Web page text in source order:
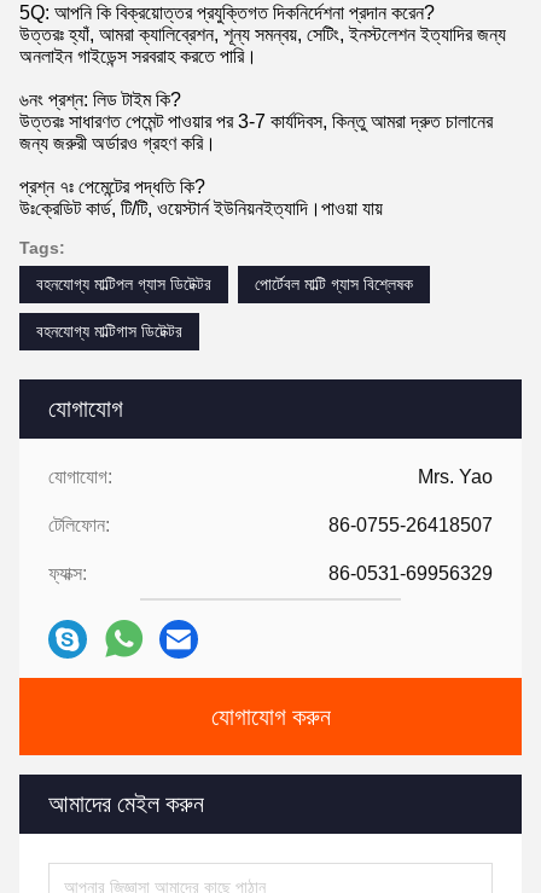
যোগাযোগ
যোগাযোগ: Mrs. Yao
টেলিফোন: 86-0755-26418507
ফ্যাক্স: 86-0531-69956329
যোগাযোগ করুন
আমাদের মেইল ​​করুন
5Q: আপনি কি বিক্রয়োত্তর প্রযুক্তিগত দিকনির্দেশনা প্রদান করেন?
উত্তরঃ হ্যাঁ, আমরা ক্যালিব্রেশন, শূন্য সমন্বয়, সেটিং, ইনস্টলেশন ইত্যাদির জন্য
অনলাইন গাইডেন্স সরবরাহ করতে পারি।
৬নং প্রশ্ন: লিড টাইম কি?
উত্তরঃ সাধারণত পেমেন্ট পাওয়ার পর 3-7 কার্যদিবস, কিন্তু আমরা দ্রুত চালানের
জন্য জরুরী অর্ডারও গ্রহণ করি।
প্রশ্ন ৭ঃ পেমেন্টের পদ্ধতি কি?
উঃক্রেডিট কার্ড, টি/টি, ওয়েস্টার্ন ইউনিয়নইত্যাদি। পাওয়া যায়
Tags:
বহনযোগ্য মাল্টিপল গ্যাস ডিটেক্টর
পোর্টেবল মাল্টি গ্যাস বিশ্লেষক
বহনযোগ্য মাল্টিগাস ডিটেক্টর